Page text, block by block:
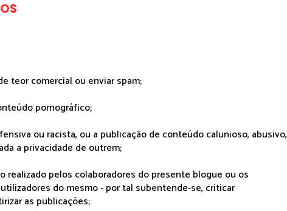
teor comercial ou enviar spam;
pornográfico;
ou racista, ou a publicação de conteúdo calunioso, abusivo,
a privacidade de outrem;
realizado pelos colaboradores do presente blogue ou os
do mesmo - por tal subentende-se, criticar
as publicações;